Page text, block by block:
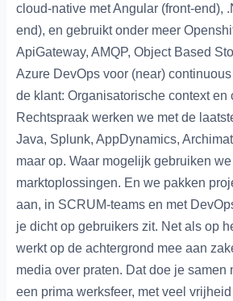
cloud-native met Angular (front-end),
end), en gebruikt onder meer
ApiGateway, AMQP, Object Based
Azure DevOps voor (near)
de klant: Organisatorische context en
Rechtspraak werken we met de
Java, Splunk, AppDynamics,
maar op. Waar mogelijk gebruiken
marktoplossingen. En we pakken
aan, in SCRUM-teams en met
je dicht op gebruikers zit. Net als op
werkt op de achtergrond mee aan
media over praten. Dat doe je samen
een prima werksfeer, met veel